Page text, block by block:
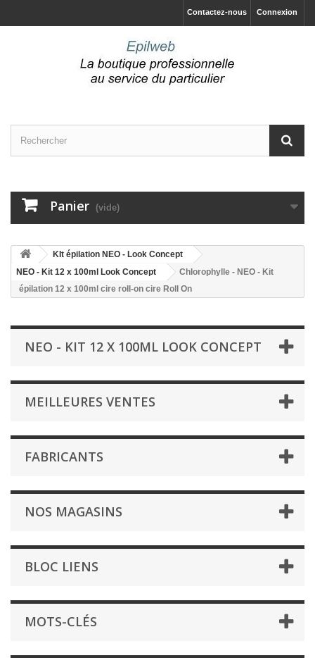
Connexion
Contactez-nous
Panier (vide)
KIt épilation NEO - Look Concept
NEO - Kit 12 x 100ml Look Concept
Chlorophylle - NEO - Kit
épilation 12 x 100ml cire roll-on cire Roll On
NEO - KIT 12 X 100ML LOOK CONCEPT
MEILLEURES VENTES
FABRICANTS
NOS MAGASINS
BLOC LIENS
MOTS-CLÉS